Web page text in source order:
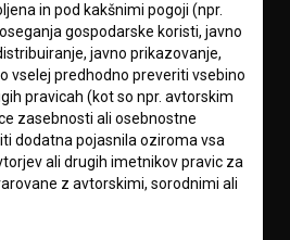
787X
in pod kakšnimi pogoji (npr.
gospodarske koristi, javno
javno prikazovanje,
vselej predhodno preveriti vsebino
pravicah (kot so npr. avtorskim
zasebnosti ali osebnostne
dodatna pojasnila oziroma vsa
ali drugih imetnikov pravic za
z avtorskimi, sorodnimi ali